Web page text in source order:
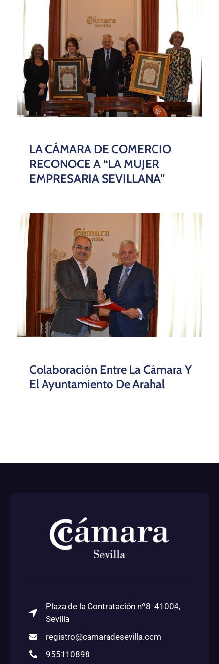
LA CÁMARA DE COMERCIO
RECONOCE A “LA MUJER
EMPRESARIA SEVILLANA”
Colaboración Entre La Cámara Y
El Ayuntamiento De Arahal
Plaza de la Contratación nº8 41004,
Sevilla
registro@camaradesevilla.com
955110898